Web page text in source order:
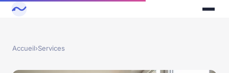
Accueil›Services